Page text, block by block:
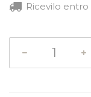
Ricevilo entro